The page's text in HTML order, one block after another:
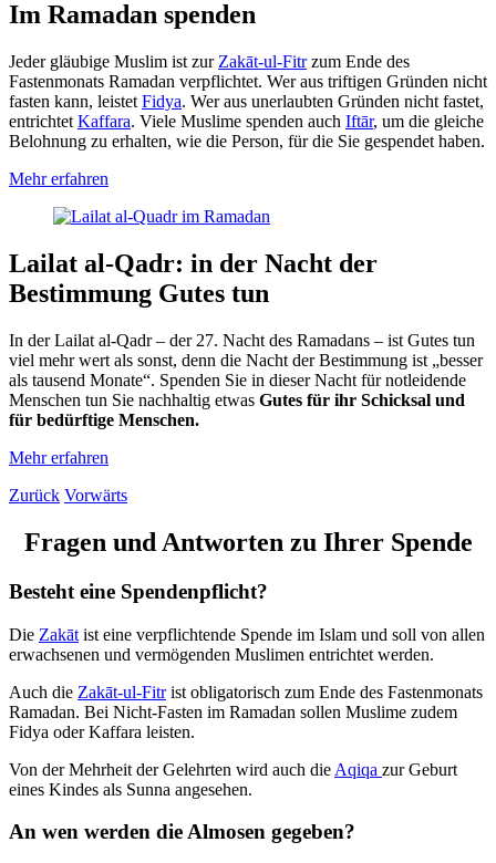
Im Ramadan spenden
Jeder gläubige Muslim ist zur Zakāt-ul-Fitrzum Ende des
Fastenmonats Ramadan verpflichtet. Wer aus triftigen Gründen nicht
fasten kann, leistet Fidya. Wer aus unerlaubten Gründen nicht fastet,
entrichtet Kaffara. Viele Muslime spenden auch Iftār, um die gleiche
Belohnung zu erhalten, wie die Person, für die Sie gespendet haben.
Mehrerfahren
Lailat al-Qadr: in der Nacht der
Bestimmung Gutes tun
In der Lailat al-Qadr – der 27. Nacht des Ramadans – ist Gutes tun
viel mehr wert als sonst, denn die Nacht der Bestimmung ist „besser
als tausend Monate“. Spenden Sie in dieser Nacht für not­leidende
Menschen tun Sie nach­haltig etwas Gutes für ihr Schicksal und
für bedürf­tige Menschen.
Mehr erfahren
Zurück Vorwärts
Fragen und Antworten zu Ihrer Spende
Besteht eine Spendenpflicht?
Die Zakāt ist eine verpflich­tende Spende im Islam und soll von allen
erwach­senen und vermö­genden Muslimen ent­richtet werden.
Auch die Zakāt-ul-Fitrist obliga­torisch zum Ende des Fasten­monats
Ramadan. Bei Nicht-Fasten im Ramadan sollen Muslime zudem
Fidya oder Kaffara leisten.
Von der Mehr­heit der Gelehrten wird auch die Aqiqa zur Geburt
eines Kindes als Sunna ange­sehen.
An wen werden die Almosen gegeben?